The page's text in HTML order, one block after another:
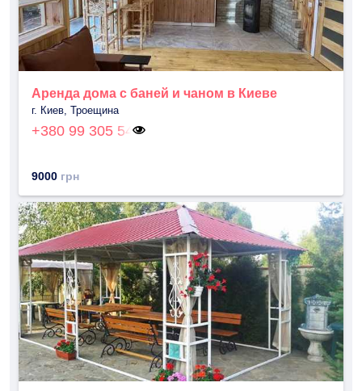
Аренда дома с баней и чаном в Киеве
г. Киев, Троещина
+380 99 305 54
9000 грн